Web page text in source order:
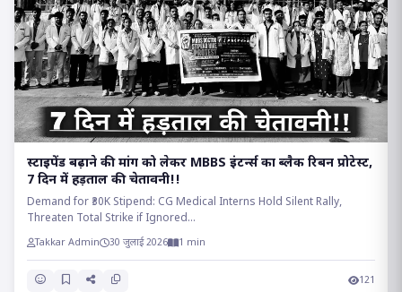
स्टाइपेंड बढ़ाने की मांग को लेकर MBBS इंटर्न्स का ब्लैक रिबन प्रोटेस्ट,
7 दिन में हड़ताल की चेतावनी!!
Demand for ₹30K Stipend: CG Medical Interns Hold Silent Rally,
Threaten Total Strike if Ignored...
Takkar Admin 30 जुलाई 2026 1 min
121